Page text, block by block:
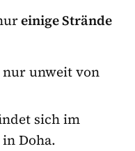
einige Strände
unweit von
sich im
Doha.